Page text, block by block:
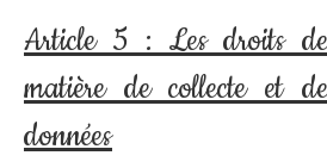
Article 5 : Les droits
matière de collecte et
données